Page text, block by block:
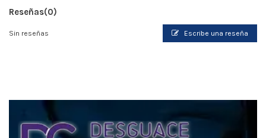
Reseñas(0)
Sin reseñas Escribe una reseña